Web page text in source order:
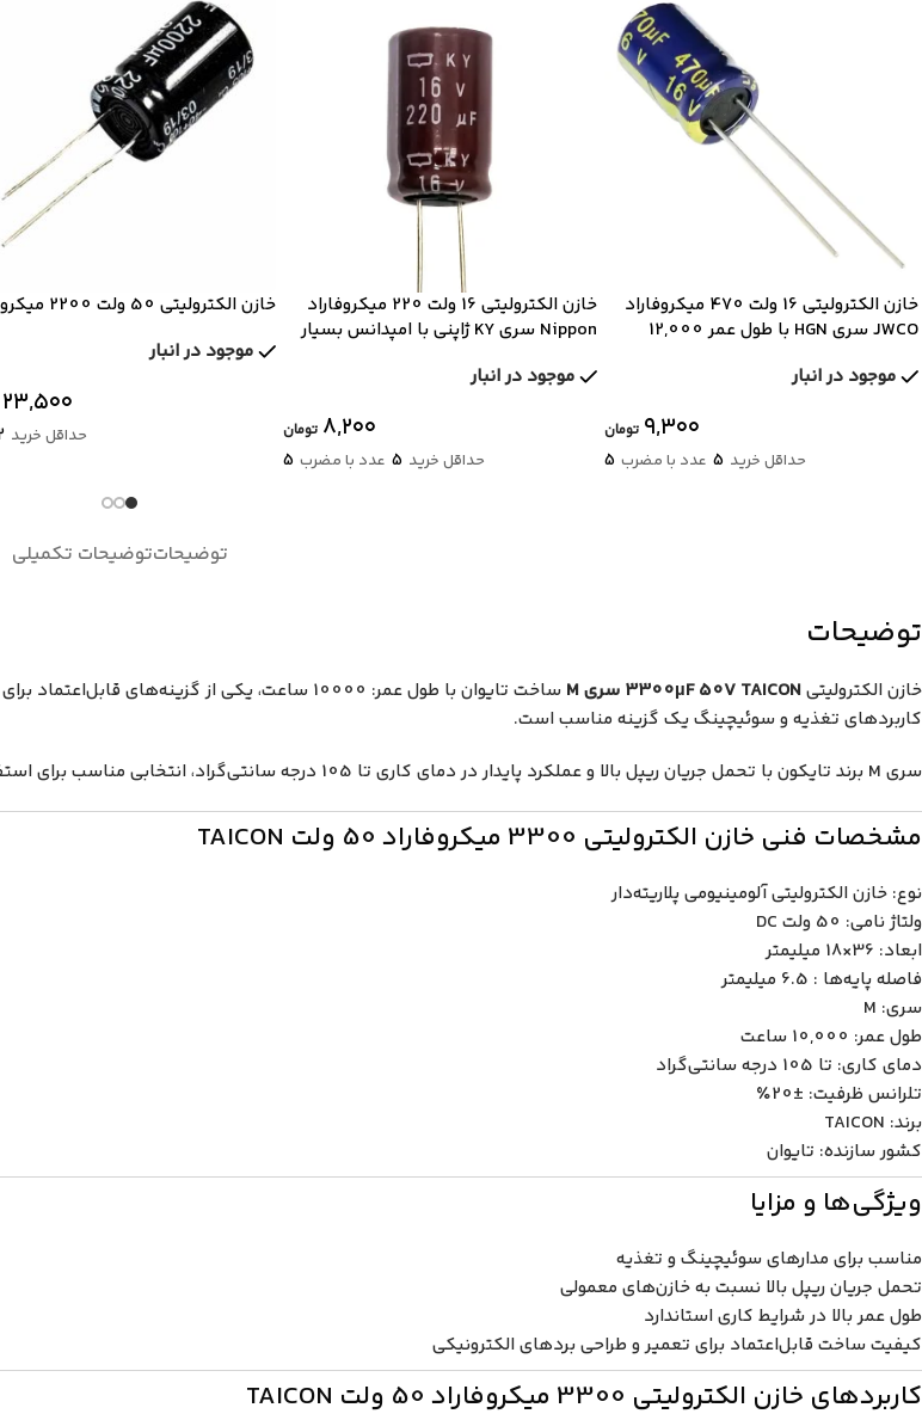
خازن الکترولیتی 16 ولت 470 میکروفاراد
JWCO سری HGN با طول عمر 12,000
موجود در انبار
۹,۳۰۰ تومان
حداقل خرید 5عدد با مضرب 5
خازن الکترولیتی 16 ولت 220 میکروفاراد
Nippon سری KY ژاپنی با امپدانس بسیار
موجود در انبار
۸,۲۰۰ تومان
حداقل خرید 5عدد با مضرب 5
خازن الکترولیتی 50 ولت 2200 میکروفاراد
موجود در انبار
۲۳,۵۰۰
حداقل خرید
توضیحاتتوضیحات تکمیلی
توضیحات
خازن الکترولیتی3300µF 50V TAICON سری M
ساخت تایوان با طول عمر: 10000 ساعت، یکی از
کاربردهای تغذیه و سوئیچینگ یک گزینه مناسب است.
سری M برند تایکون با تحمل جریان ریپل بالا و عملکرد پایدار در دمای کاری تا 105 درجه سانتی‌گراد، انتخابی مناسب برای استفاده در منابع تغذیه، فیلترهای ولتاژ و تجهیزات صنعتی محسوب می‌شود.
مشخصات فنی خازن الکترولیتی 3300 میکروفاراد 50 ولت TAICON
نوع: خازن الکترولیتی آلومینیومی پلاریته‌دار
ولتاژ نامی: 50 ولت DC
ابعاد: 36×18 میلیمتر
فاصله پایه‌ها : 6.5 میلیمتر
سری: M
طول عمر: 10,000 ساعت
دمای کاری: تا 105 درجه سانتی‌گراد
تلرانس ظرفیت: ±20٪
برند: TAICON
کشور سازنده: تایوان
ویژگی‌ها و مزایا
مناسب برای مدارهای سوئیچینگ و تغذیه
تحمل جریان ریپل بالا نسبت به خازن‌های معمولی
طول عمر بالا در شرایط کاری استاندارد
کیفیت ساخت قابل‌اعتماد برای تعمیر و طراحی بردهای الکترونیکی
کاربردهای خازن الکترولیتی 3300 میکروفاراد 50 ولت TAICON